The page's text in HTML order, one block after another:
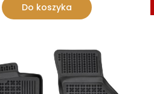
Do koszyka